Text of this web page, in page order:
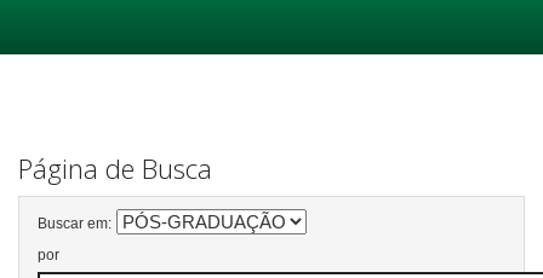
Página de Busca
Buscar em:
por